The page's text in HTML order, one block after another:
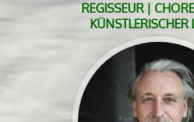
REGISSEUR |
KÜNSTLERISCHER